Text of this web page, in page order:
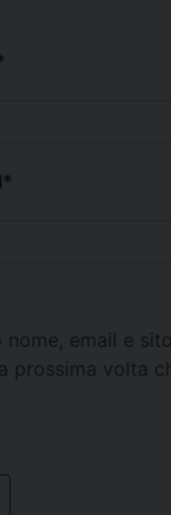
*
nome, email e
prossima volta